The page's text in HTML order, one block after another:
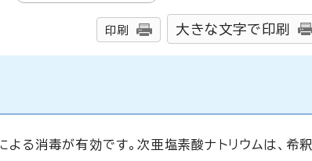
印刷 大きな文字で印刷
よる消毒が有効です。次亜塩素酸ナトリウムは、希釈